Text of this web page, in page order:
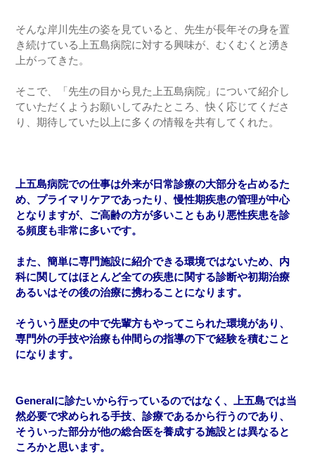
そんな岸川先生の姿を見ていると、先生が長年その身を置
き続けている上五島病院に対する興味が、むくむくと湧き
上がってきた。
そこで、「先生の目から見た上五島病院」について紹介し
ていただくようお願いしてみたところ、快く応じてくださ
り、期待していた以上に多くの情報を共有してくれた。
上五島病院での仕事は外来が日常診療の大部分を占めるた
め、プライマリケアであったり、慢性期疾患の管理が中心
となりますが、ご高齢の方が多いこともあり悪性疾患を診
る頻度も非常に多いです。
また、簡単に専門施設に紹介できる環境ではないため、内
科に関してはほとんど全ての疾患に関する診断や初期治療
あるいはその後の治療に携わることになります。
そういう歴史の中で先輩方もやってこられた環境があり、
専門外の手技や治療も仲間らの指導の下で経験を積むこと
になります。
Generalに診たいから行っているのではなく、上五島では当
然必要で求められる手技、診療であるから行うのであり、
そういった部分が他の総合医を養成する施設とは異なると
ころかと思います。